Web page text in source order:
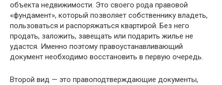
объекта недвижимости. Это своего рода правовой
«фундамент», который позволяет собственнику владеть,
пользоваться и распоряжаться квартирой. Без него
продать, заложить, завещать или подарить жилье не
удастся. Именно поэтому правоустанавливающий
документ необходимо восстановить в первую очередь.
Второй вид — это правоподтверждающие документы,